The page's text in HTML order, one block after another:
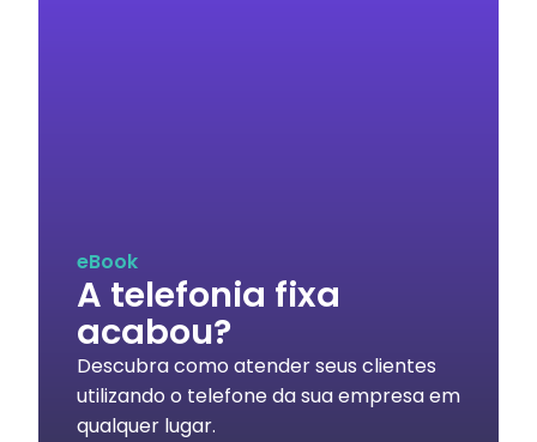
eBook
A telefonia fixa
acabou?
Descubra como atender seus clientes
utilizando o telefone da sua empresa em
qualquer lugar.